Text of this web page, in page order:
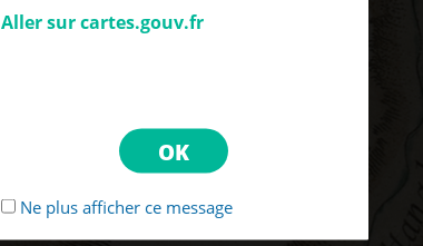
Aller sur cartes.gouv.fr
Ne plus afficher ce message